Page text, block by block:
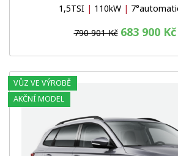
1,5TSI | 110kW |
790 901 Kč 683 900 Kč
VŮZ VE VÝROBĚ
AKČNÍ MODEL